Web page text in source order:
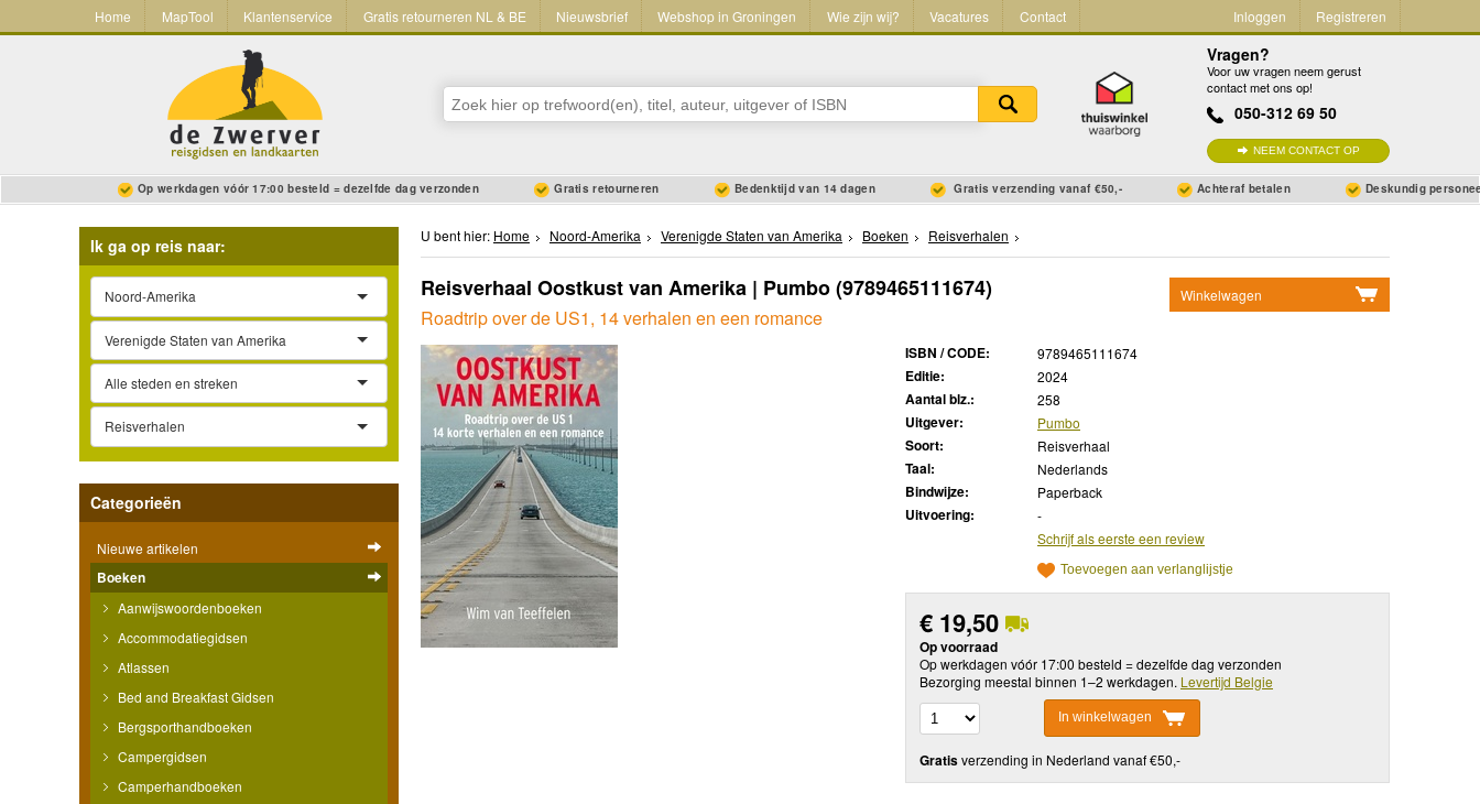
Home MapTool Klantenservice Gratis retourneren NL & BE Nieuwsbrief Webshop in Groningen Wie zijn wij? Vacatures Contact Inloggen Registreren
Vragen?
Voor uw vragen neem gerust
contact met ons op!
050-312 69 50
NEEM CONTACT OP
Op werkdagen vóór 17:00 besteld = dezelfde dag verzonden Gratis retourneren Bedenktijd van 14 dagen Gratis verzending vanaf €50,- Achteraf betalen Deskundig
Ik ga op reis naar:
Noord-Amerika
Verenigde Staten van Amerika
Alle steden en streken
Reisverhalen
Categorieën
Nieuwe artikelen
Boeken
Aanwijswoordenboeken
Accommodatiegidsen
Atlassen
Bed and Breakfast Gidsen
Bergsporthandboeken
Campergidsen
Camperhandboeken
U bent hier: Home Noord-Amerika Verenigde Staten van Amerika Boeken Reisverhalen
Winkelwagen
Reisverhaal Oostkust van Amerika | Pumbo(9789465111674)
Roadtrip over de US1, 14 verhalen en een romance
ISBN / CODE: 9789465111674
Editie: 2024
Aantal blz.: 258
Uitgever: Pumbo
Soort: Reisverhaal
Taal: Nederlands
Bindwijze: Paperback
Uitvoering:
-
Schrijf als eerste een review
Toevoegen aan verlanglijstje
€ 19,50
Op voorraad
Op werkdagen vóór 17:00 besteld = dezelfde dag verzonden
Bezorging meestal binnen 1–2 werkdagen. Levertijd Belgie
In winkelwagen
Gratisverzending in Nederland vanaf €50,-